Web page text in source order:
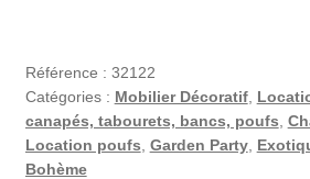
Référence : 32122
Catégories : Mobilier Décoratif,
canapés, tabourets, bancs, poufs
Location poufs Garden Party,
Bohème